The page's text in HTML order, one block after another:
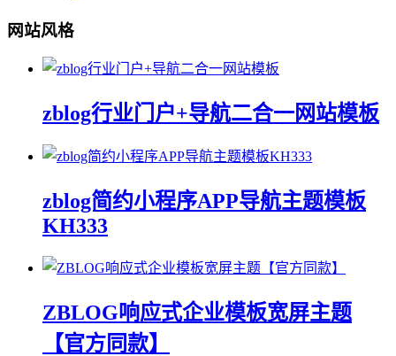
网站风格
zblog行业门户+导航二合一网站模板
zblog简约小程序APP导航主题模板
KH333
ZBLOG响应式企业模板宽屏主题
【官方同款】